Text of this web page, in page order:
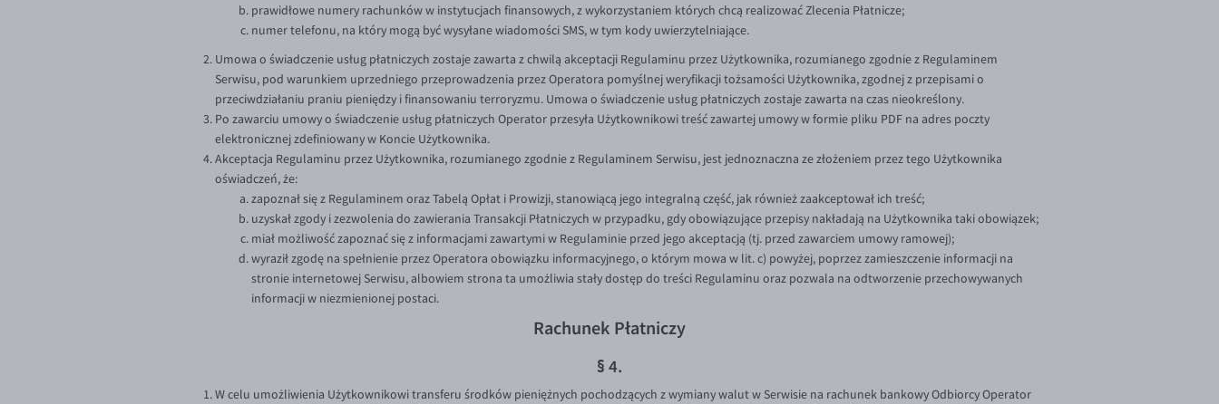
prawidłowe numery rachunków w instytucjach finansowych, z wykorzystaniem których chcą realizować Zlecenia Płatnicze;
numer telefonu, na który mogą być wysyłane wiadomości SMS, w tym kody uwierzytelniające.
Umowa o świadczenie usług płatniczych zostaje zawarta z chwilą akceptacji Regulaminu przez Użytkownika, rozumianego zgodnie z Regulaminem
Serwisu, pod warunkiem uprzedniego przeprowadzenia przez Operatora pomyślnej weryfikacji tożsamości Użytkownika, zgodnej z przepisami o
przeciwdziałaniu praniu pieniędzy i finansowaniu terroryzmu. Umowa o świadczenie usług płatniczych zostaje zawarta na czas nieokreślony.
Po zawarciu umowy o świadczenie usług płatniczych Operator przesyła Użytkownikowi treść zawartej umowy w formie pliku PDF na adres poczty
elektronicznej zdefiniowany w Koncie Użytkownika.
Akceptacja Regulaminu przez Użytkownika, rozumianego zgodnie z Regulaminem Serwisu, jest jednoznaczna ze złożeniem przez tego Użytkownika
oświadczeń, że:
zapoznał się z Regulaminem oraz Tabelą Opłat i Prowizji, stanowiącą jego integralną część, jak również zaakceptował ich treść;
uzyskał zgody i zezwolenia do zawierania Transakcji Płatniczych w przypadku, gdy obowiązujące przepisy nakładają na Użytkownika taki obowiązek;
miał możliwość zapoznać się z informacjami zawartymi w Regulaminie przed jego akceptacją (tj. przed zawarciem umowy ramowej);
wyraził zgodę na spełnienie przez Operatora obowiązku informacyjnego, o którym mowa w lit. c) powyżej, poprzez zamieszczenie informacji na
stronie internetowej Serwisu, albowiem strona ta umożliwia stały dostęp do treści Regulaminu oraz pozwala na odtworzenie przechowywanych
informacji w niezmienionej postaci.
Rachunek Płatniczy
§ 4.
W celu umożliwienia Użytkownikowi transferu środków pieniężnych pochodzących z wymiany walut w Serwisie na rachunek bankowy Odbiorcy Operator